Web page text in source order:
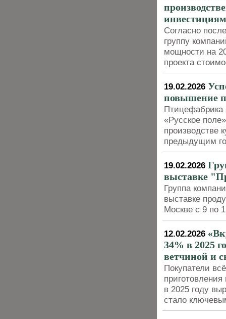
инвестициям
Согласно
группу
мощности на
проекта
19.02.2026
повышение
Птицефабрика
«Русское
производстве
предыдущим
19.02.2026
выставке
Группа
выставке
Москве с 9 по
12.02.2026
34% в 2025
ветчиной и
Покупатели
в 2025 году
стало